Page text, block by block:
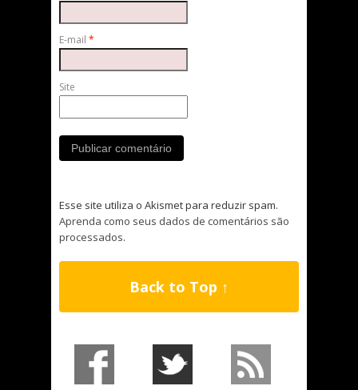
E-mail *
Site
Esse site utiliza o Akismet para reduzir spam.
Aprenda como seus dados de comentários são
processados.
Back to Top ↑